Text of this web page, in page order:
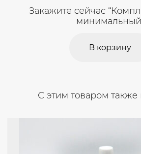
Закажите сейчас
В корзину
С этим товаром также